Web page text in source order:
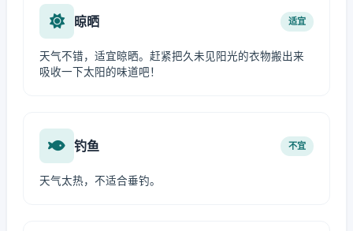
晾晒 适宜
天气不错，适宜晾晒。赶紧把久未见阳光的衣物搬出来
吸收一下太阳的味道吧！
钓鱼 不宜
天气太热，不适合垂钓。